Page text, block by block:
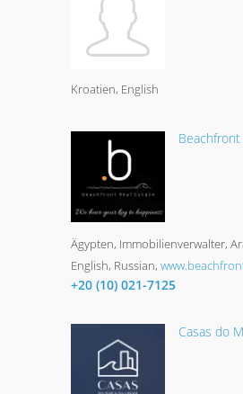
Kroatien English
Beachfront
Ägypten Immobilienverwalter
English, Russian
+20 (10) 021-7125
Casas do